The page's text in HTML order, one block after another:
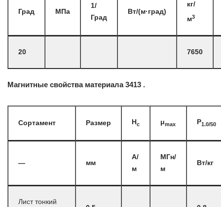
Град МПа
1/
Град
Вт/(м·град)
кг/
м3
20 7650
Магнитные свойства материала 3413 .
Сортамент Размер Hc μmax P1.0/50
— мм
А/
м
МГн/
м
Вт/кг
Лист тонкий